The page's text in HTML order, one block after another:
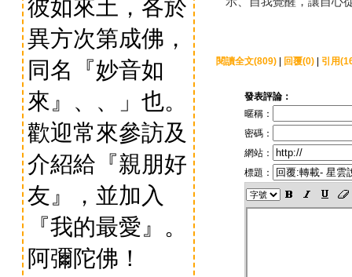
彼如來土，各於
異方次第成佛，
同名『妙音如
來』、、」也。
歡迎常來參訪及
介紹給『親朋好
友』，並加入
『我的最愛』。
阿彌陀佛！
閱讀全文(809) 回覆(0) 引用
發表評論：
暱稱：
密碼：
網站：
標題：